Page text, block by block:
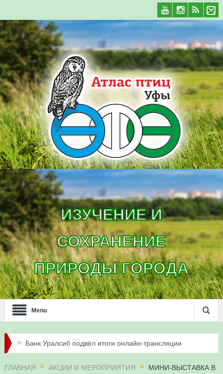
ИЗУЧЕНИЕ И
СОХРАНЕНИЕ
ПРИРОДЫ ГОРОДА
Menu
Банк Уралсиб подвёл итоги онлайн-трансляции
ГЛАВНАЯ АКЦИИ И МЕРОПРИЯТИЯ
МИНИ-ВЫСТАВКА В